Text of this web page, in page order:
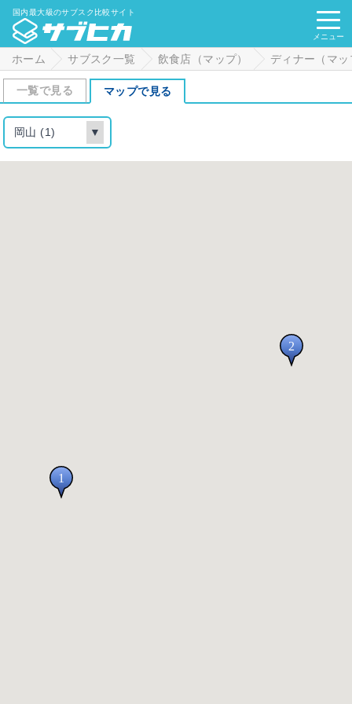
国内最大級のサブスク比較サイト
メニュー
ホーム サブスク一覧 飲食店（マップ） ディナー（マッ
一覧で見る マップで見る
岡山 (1) ▼